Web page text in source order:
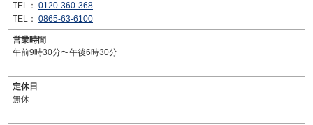
TEL： 0120-360-368
TEL： 0865-63-6100
営業時間
午前9時30分〜午後6時30分
定休日
無休